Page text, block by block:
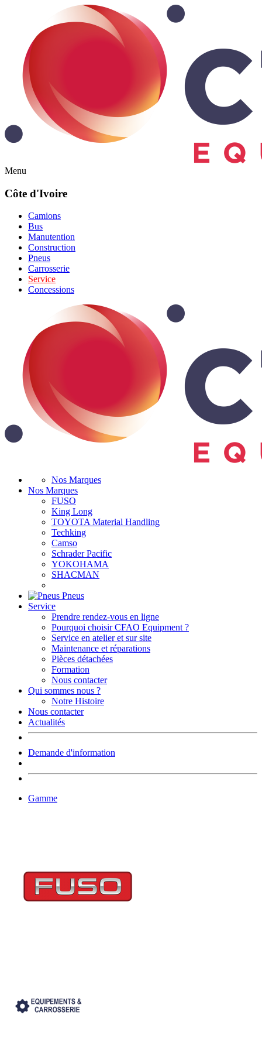
Menu
Côte d'Ivoire
Camions
Bus
Manutention
Construction
Pneus
Carrosserie
Service
Concessions
Nos Marques
Nos Marques
FUSO
King Long
TOYOTA Material Handling
Techking
Camso
Schrader Pacific
YOKOHAMA
SHACMAN
Pneus
Service
Prendre rendez-vous en ligne
Pourquoi choisir CFAO Equipment ?
Service en atelier et sur site
Maintenance et réparations
Pièces détachées
Formation
Nous contacter
Qui sommes nous ?
Notre Histoire
Nous contacter
Actualités
Demande d'information
Gamme